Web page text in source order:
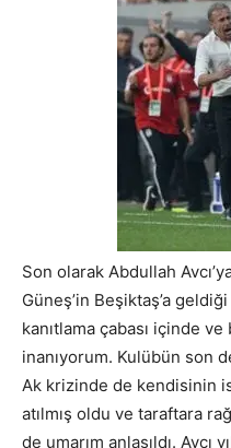
Son olarak Abdullah
Güneş’in Beşiktaş’a
kanıtlama çabası içinde
inanıyorum. Kulübün son
Ak krizinde de kendisinin
atılmış oldu ve taraftara
de umarım anlaşıldı. Avcı